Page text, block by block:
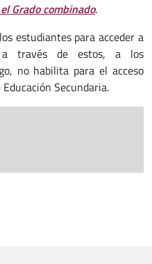
Grado combinado.
estudiantes para acceder a
través de estos, a los
no habilita para el acceso
Secundaria.